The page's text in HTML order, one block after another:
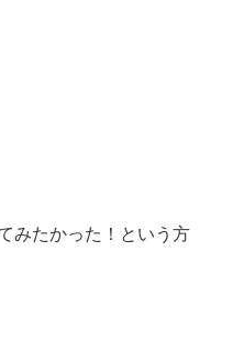
みたかった！という方